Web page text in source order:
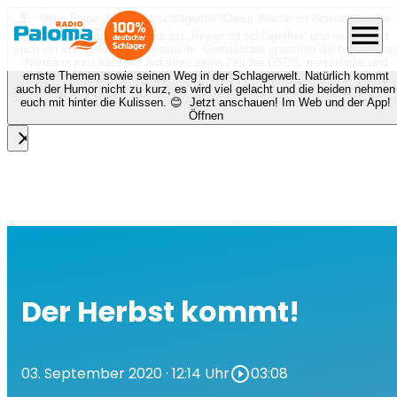
🎙️✨ Neue Folge „Keiner ist schlagerfrei“!
Diese Woche ist Norman Langen
bei Nora zu Gast beim Podcast „Keiner ist schlagerfrei“ und es erwartet
euch ein richtig schönes Gespräch! Gemeinsam sprechen die beiden über
Normans musikalische Anfänge, seine Zeit bei DSDS, persönliche und
ernste Themen sowie seinen Weg in der Schlagerwelt. Natürlich kommt
auch der Humor nicht zu kurz, es wird viel gelacht und die beiden nehmen
euch mit hinter die Kulissen. 😊 Jetzt anschauen! Im Web und der App!
Öffnen
close
menu
Der Herbst kommt!
03. September 2020· 12:14 Uhrplay_circle_outline03:08